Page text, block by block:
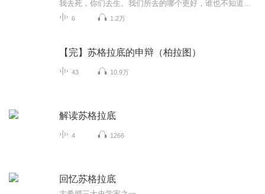
6 1.2万
【完】苏格拉底的申辩（柏拉图）
43 10.9万
解读苏格拉底
4 1266
回忆苏格拉底